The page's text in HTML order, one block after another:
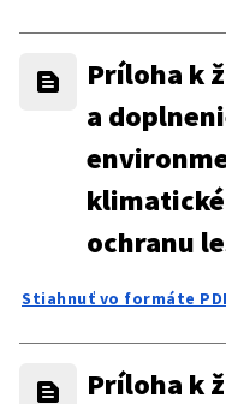
Príloha k
a
ochranu
Stiahnuť vo formáte
Príloha k